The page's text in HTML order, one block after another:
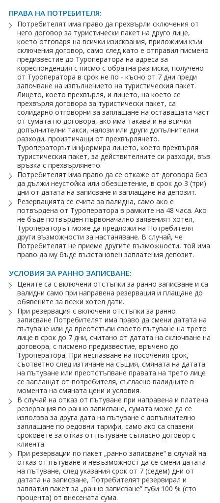
ПРАВА НА ПОТРЕБИТЕЛЯ:
Потребителят има право да прехвърли сключения от
него договор за туристически пакет на друго лице,
което отговаря на всички изисквания, приложими към
сключения договор, само след като е отправил писмено
предизвестие до Туроператора на адреса за
кореспонденция с писмо с обратна разписка, получено
от Туроператора в срок не по - късно от 7 дни преди
започване на изпълнението на туристическия пакет.
Лицето, което прехвърля, и лицето, на което се
прехвърля договора за туристически пакет, са
солидарно отговорни за заплащане на оставащата част
от сумата по договора, ако има такава и на всички
допълнителни такси, налози или други допълнителни
разходи, произтичащи от прехвърлянето.
Туроператорът информира лицето, което прехвърля
туристическия пакет, за действителните си разходи, във
връзка с прехвърлянето.
Потребителят има право да се откаже от договора без
да дължи неустойка или обезщетение, в срок до 3 (три)
дни от датата на записване и заплащане на депозит.
Резервацията се счита за валидна, само ако е
потвърдена от Туроператора в рамките на 48 часа. Ако
не бъде потвърден първоначално заявеният хотел,
Туроператорът може да предложи на Потребителя
други възможности за настаняване. В случай, че
Потребителят не приеме другите възможности, той има
право да му бъде възстановен заплатения депозит.
УСЛОВИЯ ЗА РАННО ЗАПИСВАНЕ:
Цените са с включени отстъпки за ранно записване и са
валидни само при направена резервация и плащане до
обявените за всеки хотел дати.
При резервация с включени отстъпки за ранно
записване Потребителят има право да смени датата на
пътуване или да преотстъпи своето пътуване на трето
лице в срок до 7 дни, считано от датата на сключване на
договора, с писмено предизвестие, връчено до
Туроператора. При неспазване на посочения срок,
съответно след изтичане на същия, смяната на датата
на пътуване или преотстъпване правата на трето лице
се заплащат от потребителя, съгласно валидните в
момента на смяната цени и условия.
В случай на отказ от пътуване при направена и платена
резервация по ранно записване, сумата може да се
използва за друга дата на пътуване с допълнително
заплащане по редовни тарифи, само ако са спазени
сроковете за отказ от пътуване съгласно договор с
клиента.
При резервации по пакет „ранно записване“ в случай на
отказ от пътуване и невъзможност да се смени датата
на пътуване, след указания срок от 7 (седем) дни от
датата на записване, Потребителят резервирал и
заплатил пакет за „ранно записване” губи 100 % (сто
процента) от внесената сума.